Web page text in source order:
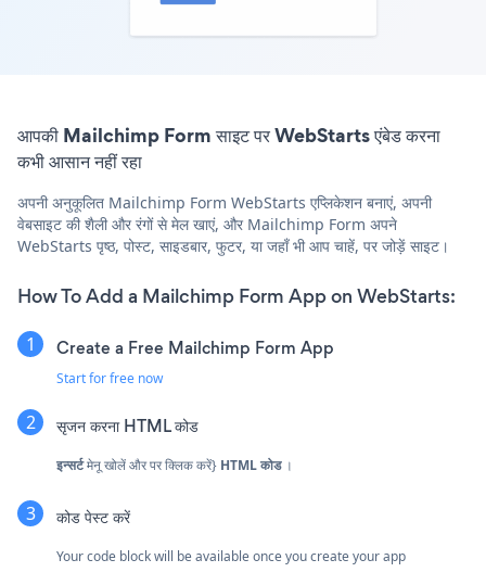
आपकी Mailchimp Form साइट पर WebStarts एंबेड करना
कभी आसान नहीं रहा
अपनी अनुकूलित Mailchimp Form WebStarts एप्लिकेशन बनाएं, अपनी
वेबसाइट की शैली और रंगों से मेल खाएं, और Mailchimp Form अपने
WebStarts पृष्ठ, पोस्ट, साइडबार, फुटर, या जहाँ भी आप चाहें, पर जोड़ें साइट।
How To Add a Mailchimp Form App on WebStarts:
Create a Free Mailchimp Form App
Start for free now
सृजन करनाHTML कोड
इन्सर्टमेनू खोलें और पर क्लिक करें} HTML कोड।
कोड पेस्ट करें
Your code block will be available once you create your app